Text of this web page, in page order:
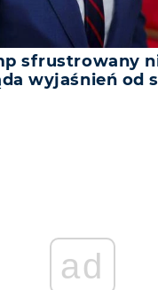
sfrustrowany
wyjaśnień od
ad